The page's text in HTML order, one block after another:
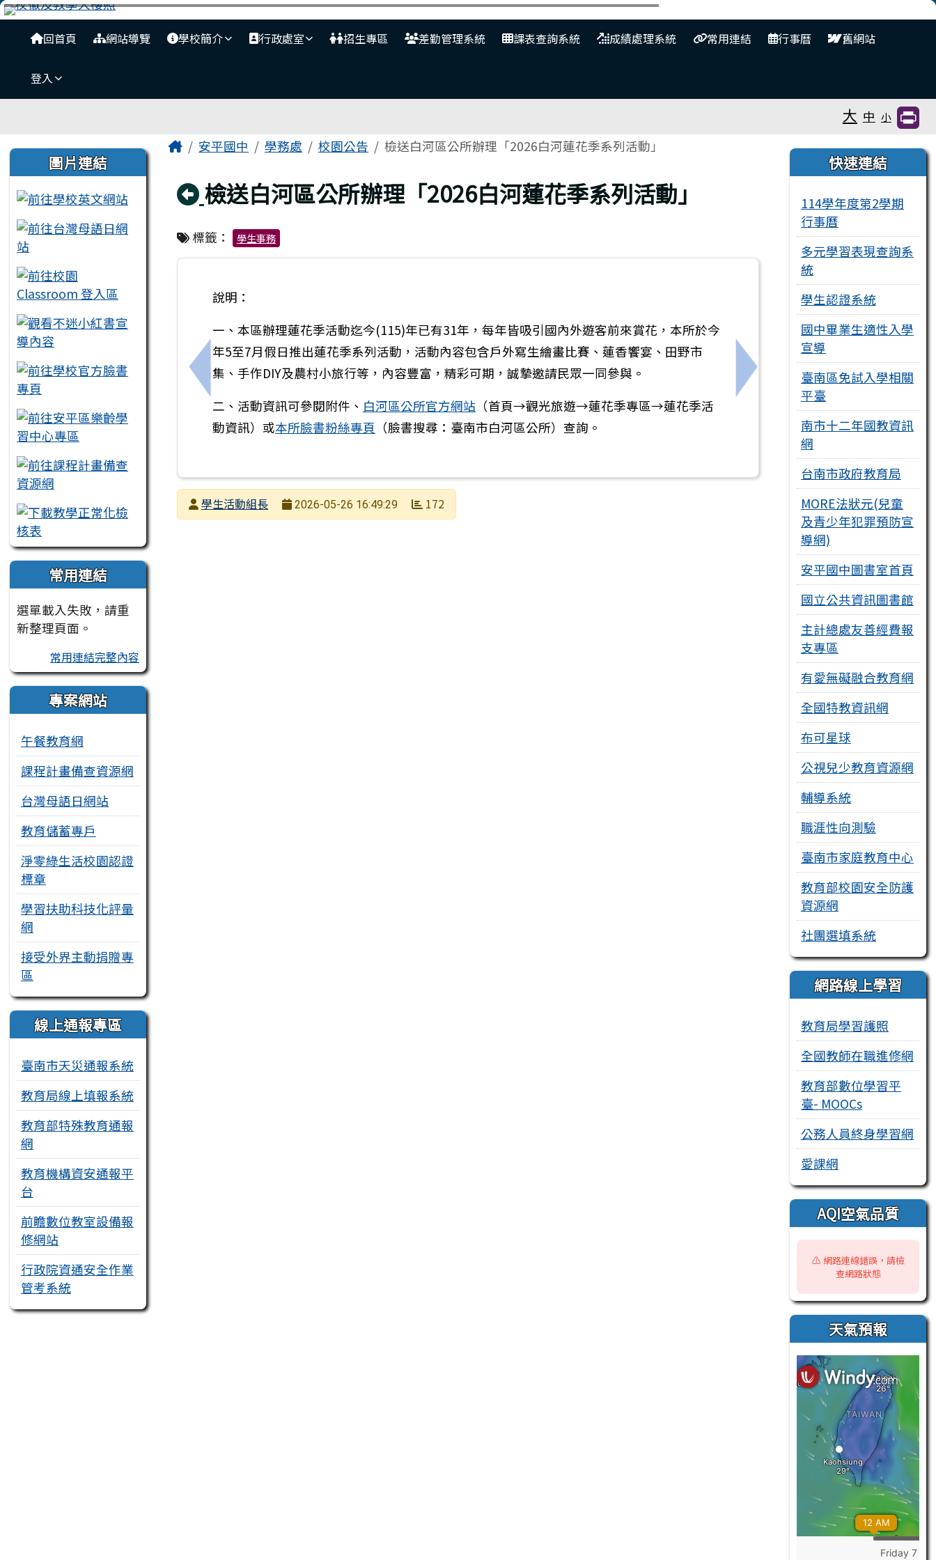
跳至主內容區
臺南市安平國中全球資訊網
導覽列
回首頁 網站導覽 學校簡介 行政處室 招生專區 差勤管理系統 課表查詢系統 成績處理系統 常用連結 行事曆 舊網站
登入
大 中 小
左邊區域內容
圖片連結
常用連結
選單載入失敗，請重
新整理頁面。
常用連結完整內容
專案網站
午餐教育網
課程計畫備查資源網
台灣母語日網站
教育儲蓄專戶
淨零綠生活校園認證
標章
學習扶助科技化評量
網
接受外界主動捐贈專
區
線上通報專區
臺南市天災通報系統
教育局線上填報系統
教育部特殊教育通報
網
教育機構資安通報平
台
前瞻數位教室設備報
修網站
行政院資通安全作業
管考系統
主內容區域
Home安平國中 學務處 校園公告 檢送白河區公所辦理「2026白河蓮花季系列活動」
回上頁
檢送白河區公所辦理「2026白河蓮花季系列活動」
標籤： 學生事務
上一筆：轉知財團法人福智文教基金會辦理115學年度「點亮臺南點亮海洋從校園減塑邁向淨零綠生活」計畫
說明：
一、本區辦理蓮花季活動迄今(115)年已有31年，每年皆吸引國內外遊客前來賞花，本所於今
年5至7月假日推出蓮花季系列活動，活動內容包含戶外寫生繪畫比賽、蓮香饗宴、田野市
集、手作DIY及農村小旅行等，內容豐富，精彩可期，誠摯邀請民眾一同參與。
二、活動資訊可參閱附件、 白河區公所官方網站 （首頁→觀光旅遊→蓮花季專區→蓮花季活
動資訊）或本所臉書粉絲專頁 （臉書搜尋：臺南市白河區公所）查詢。
下一筆：餐前五分鐘營養影片播放
發布者學生活動組長
2026-05-26 16:49:29 172
右邊區域內容
快速連結
114學年度第2學期
行事曆
多元學習表現查詢系
統
學生認證系統
國中畢業生適性入學
宣導
臺南區免試入學相關
平臺
南市十二年國教資訊
網
台南市政府教育局
MORE法狀元(兒童
及青少年犯罪預防宣
導網)
安平國中圖書室首頁
國立公共資訊圖書館
主計總處友善經費報
支專區
有愛無礙融合教育網
全國特教資訊網
布可星球
公視兒少教育資源網
輔導系統
職涯性向測驗
臺南市家庭教育中心
教育部校園安全防護
資源網
社團選填系統
網路線上學習
教育局學習護照
全國教師在職進修網
教育部數位學習平
臺- MOOCs
公務人員終身學習網
愛課網
AQI空氣品質
⚠️ 網路連線錯誤，請檢
查網路狀態
天氣預報
頁尾區域